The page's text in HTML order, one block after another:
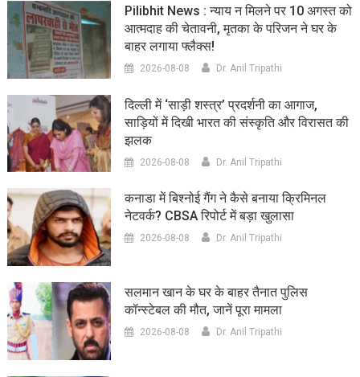
Pilibhit News : न्याय न मिलने पर 10 अगस्त को
आत्मदाह की चेतावनी, मृतका के परिजन ने घर के
बाहर लगाया फ्लैक्स!
2026-08-08 Dr. Anil Tripathi
दिल्ली में ‘साड़ी शस्त्र’ प्रदर्शनी का आगाज,
साड़ियों में दिखी भारत की संस्कृति और विरासत की
झलक
2026-08-08 Dr. Anil Tripathi
कनाडा में बिश्नोई गैंग ने कैसे बनाया क्रिमिनल
नेटवर्क? CBSA रिपोर्ट में बड़ा खुलासा
2026-08-08 Dr. Anil Tripathi
सलमान खान के घर के बाहर तैनात पुलिस
कॉन्स्टेबल की मौत, जानें पूरा मामला
2026-08-08 Dr. Anil Tripathi